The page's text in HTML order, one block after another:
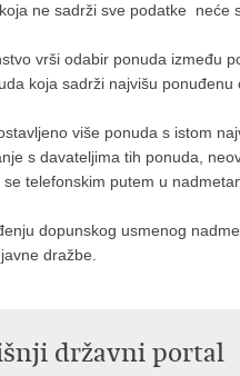
ne sadrži sve podatke neće
vrši odabir ponuda između
koja sadrži najvišu ponuđenu
više ponuda s istom
s davateljima tih ponuda,
se telefonskim putem u
dopunskog usmenog
dražbe.
državni portal